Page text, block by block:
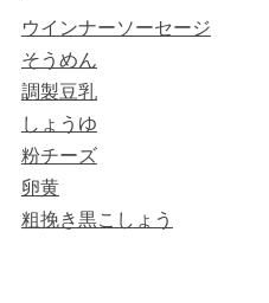
ウインナーソーセージ
そうめん
調製豆乳
しょうゆ
粉チーズ
卵黄
粗挽き黒こしょう